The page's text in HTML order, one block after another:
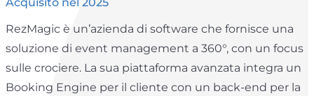
RezMagic è un’azienda di software che fornisce una
soluzione di event management a 360°, con un focus
sulle crociere. La sua piattaforma avanzata integra un
Booking Engine per il cliente con un back-end per la